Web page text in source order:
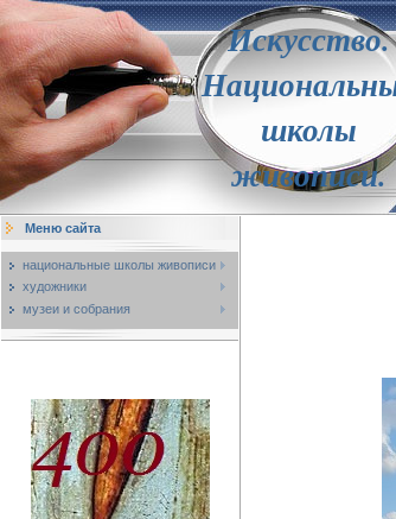
Искусство.
школы
живописи.
Меню сайта
национальные школы живописи
художники
музеи и собрания